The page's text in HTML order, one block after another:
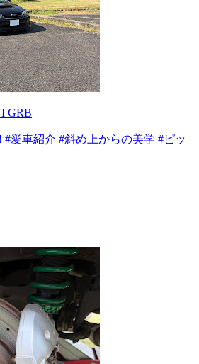
GRB
#愛車紹介 #斜め上からの美学 #ピッ